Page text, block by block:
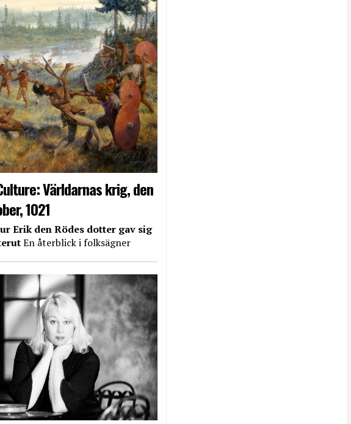
Världarnas krig, den
1021
Erik den Rödes dotter gav sig
En återblick i folksägner